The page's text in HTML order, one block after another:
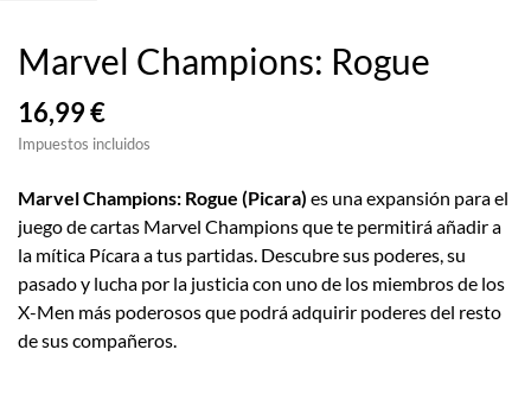
Marvel Champions: Rogue
16,99 €
Impuestos incluidos
Marvel Champions: Rogue (Picara) es una expansión para el
juego de cartas Marvel Champions que te permitirá añadir a
la mítica Pícara a tus partidas. Descubre sus poderes, su
pasado y lucha por la justicia con uno de los miembros de los
X-Men más poderosos que podrá adquirir poderes del resto
de sus compañeros.